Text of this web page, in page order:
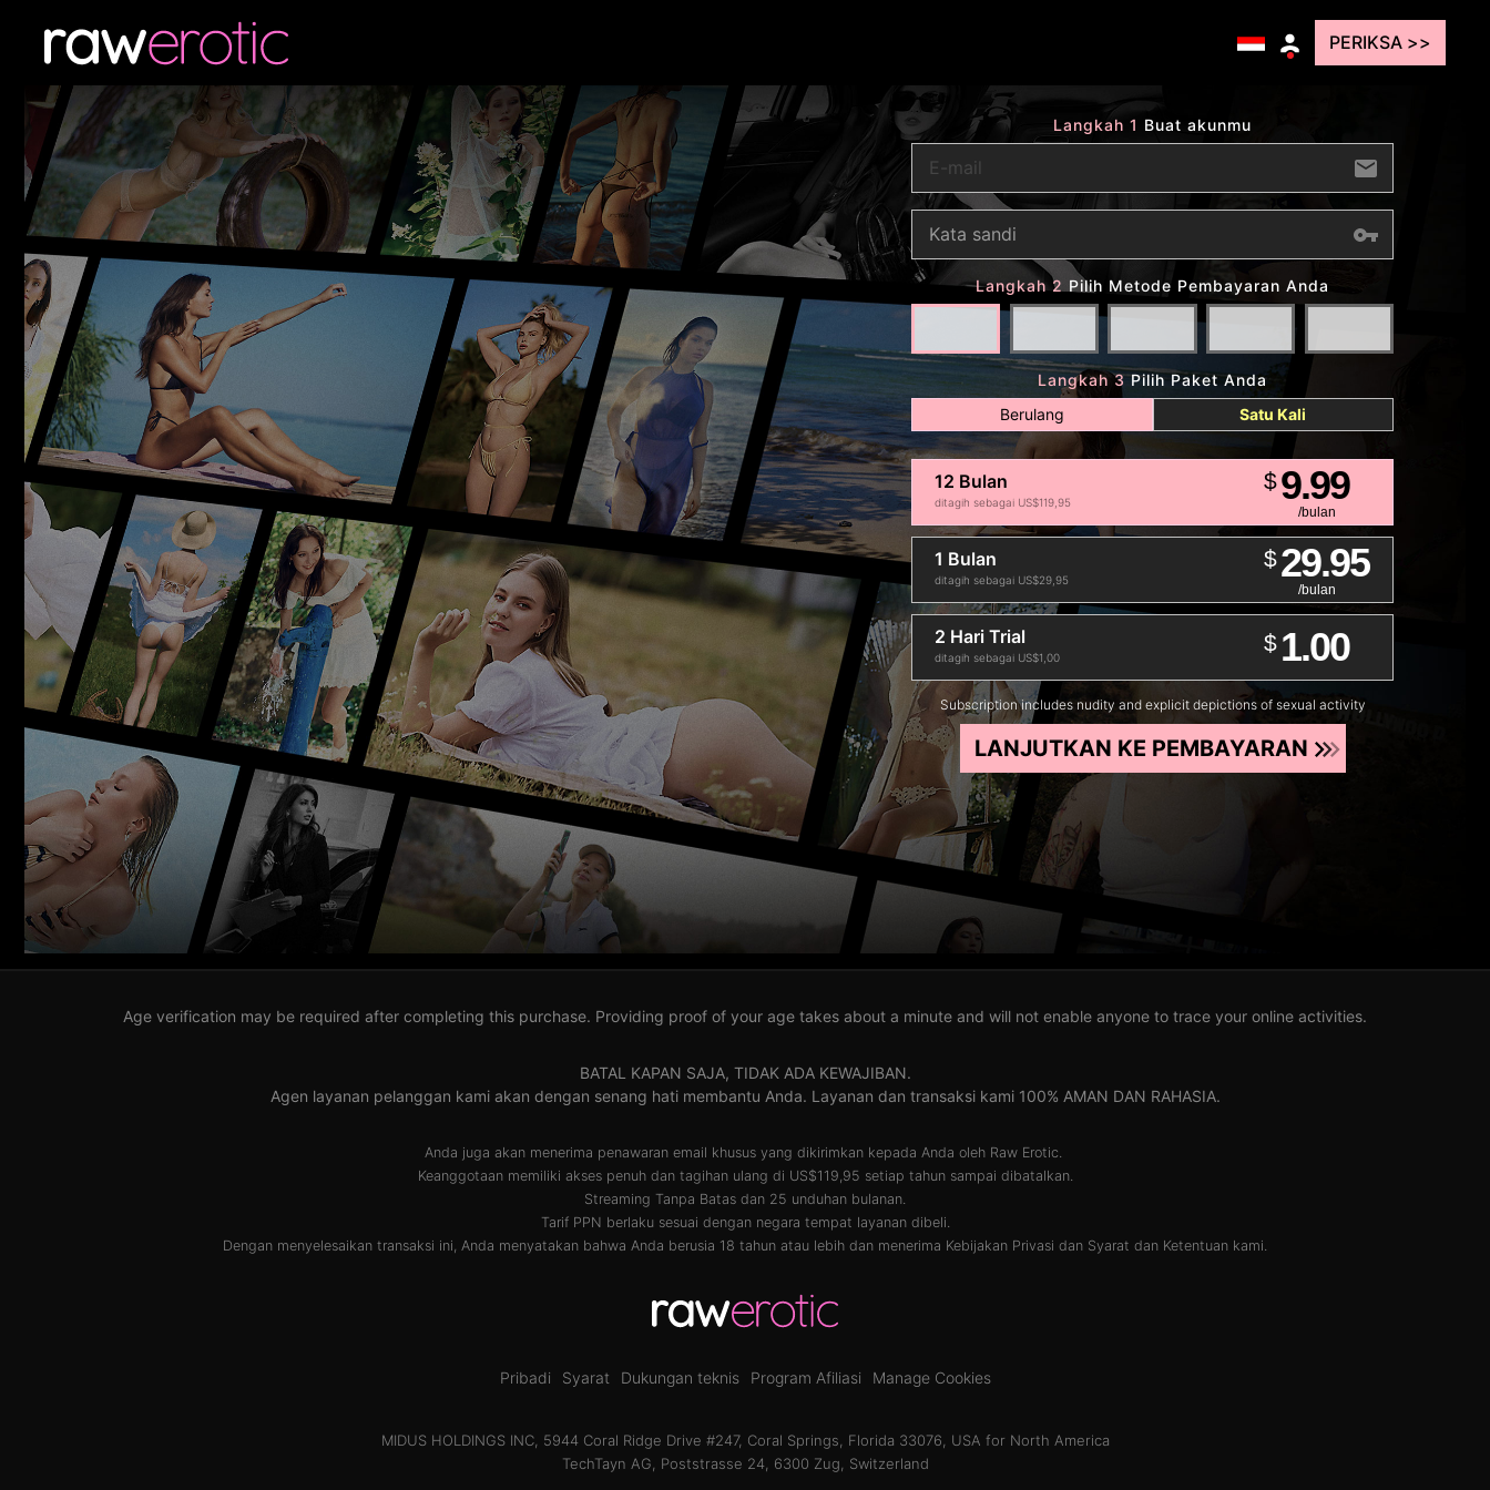
PERIKSA >>
Langkah 1 Buat akunmu
Langkah 2 Pilih Metode Pembayaran Anda
Langkah 3Pilih Paket Anda
Berulang
Satu Kali
12 Bulan
ditagih sebagai US$119,95
$9.99
/bulan
1 Bulan
ditagih sebagai US$29,95
$29.95
/bulan
2 Hari Trial
ditagih sebagai US$1,00
$ 1.00
Subscription includes nudity and explicit depictions of sexual activity
LANJUTKAN KE PEMBAYARAN
Age verification may be required after completing this purchase. Providing proof of your age takes about a minute and will not enable anyone to trace your online activities.
BATAL KAPAN SAJA, TIDAK ADA KEWAJIBAN.
Agen layanan pelanggan kami akan dengan senang hati membantu Anda. Layanan dan transaksi kami 100% AMAN DAN RAHASIA.
Anda juga akan menerima penawaran email khusus yang dikirimkan kepada Anda oleh Raw Erotic.
Keanggotaan memiliki akses penuh dan tagihan ulang di US$119,95 setiap tahun sampai dibatalkan.
Streaming Tanpa Batas dan 25 unduhan bulanan.
Tarif PPN berlaku sesuai dengan negara tempat layanan dibeli.
Dengan menyelesaikan transaksi ini, Anda menyatakan bahwa Anda berusia 18 tahun atau lebih dan menerima Kebijakan Privasi dan Syarat dan Ketentuan kami.
Pribadi Syarat Dukungan teknis Program Afiliasi Manage Cookies
MIDUS HOLDINGS INC, 5944 Coral Ridge Drive #247, Coral Springs, Florida 33076, USA for North America
TechTayn AG, Poststrasse 24, 6300 Zug, Switzerland